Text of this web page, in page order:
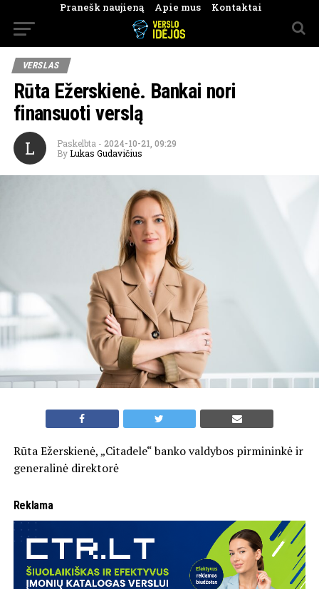
Pranešk naujieną Apie mus Kontaktai
VERSLAS
Rūta Ežerskienė. Bankai nori
finansuoti verslą
L Paskelbta - 2024-10-21, 09:29
By Lukas Gudavičius
Rūta Ežerskienė, „Citadele“ banko valdybos pirmininkė ir
generalinė direktorė
Reklama